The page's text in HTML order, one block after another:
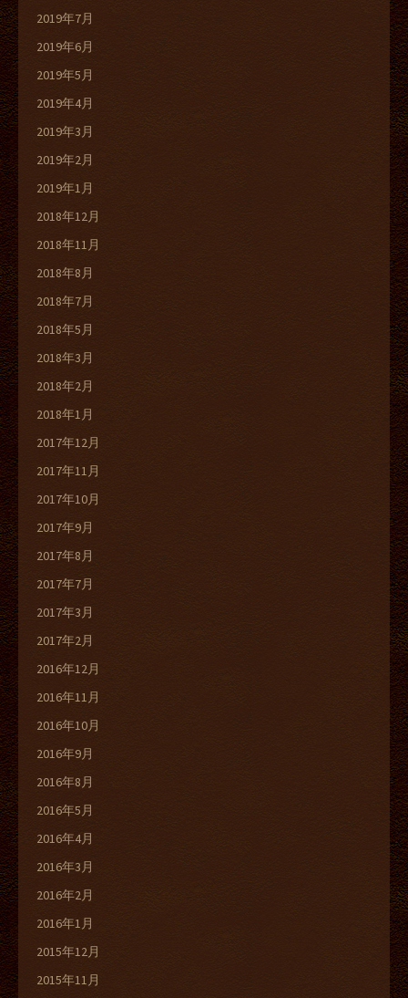
2019年7月
2019年6月
2019年5月
2019年4月
2019年3月
2019年2月
2019年1月
2018年12月
2018年11月
2018年8月
2018年7月
2018年5月
2018年3月
2018年2月
2018年1月
2017年12月
2017年11月
2017年10月
2017年9月
2017年8月
2017年7月
2017年3月
2017年2月
2016年12月
2016年11月
2016年10月
2016年9月
2016年8月
2016年5月
2016年4月
2016年3月
2016年2月
2016年1月
2015年12月
2015年11月